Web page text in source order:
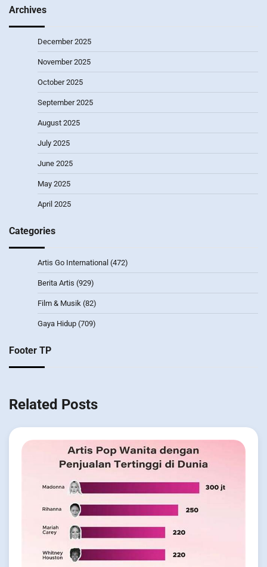
Archives
December 2025
November 2025
October 2025
September 2025
August 2025
July 2025
June 2025
May 2025
April 2025
Categories
Artis Go International (472)
Berita Artis (929)
Film & Musik (82)
Gaya Hidup (709)
Footer TP
Related Posts